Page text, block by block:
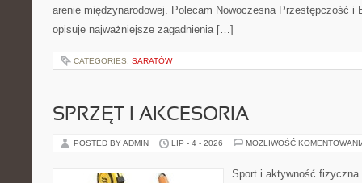
arenie międzynarodowej. Polecam Nowoczesna Przestępczość i
opisuje najważniejsze zagadnienia […]
CATEGORIES: SARATÓW
SPRZĘT I AKCESORIA
POSTED BY ADMIN LIP - 4 - 2026 MOŻLIWOŚĆ
Sport i aktywność